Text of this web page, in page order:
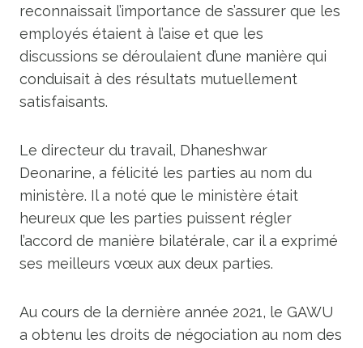
reconnaissait l’importance de s’assurer que les
employés étaient à l’aise et que les
discussions se déroulaient d’une manière qui
conduisait à des résultats mutuellement
satisfaisants.
Le directeur du travail, Dhaneshwar
Deonarine, a félicité les parties au nom du
ministère. Il a noté que le ministère était
heureux que les parties puissent régler
l’accord de manière bilatérale, car il a exprimé
ses meilleurs vœux aux deux parties.
Au cours de la dernière année 2021, le GAWU
a obtenu les droits de négociation au nom des